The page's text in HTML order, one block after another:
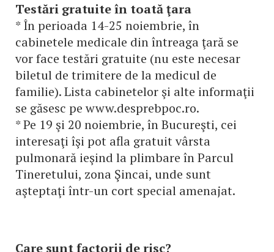
Testări gratuite în toată ţara
* În perioada 14-25 noiembrie, în
cabinetele medicale din întreaga ţară se
vor face testări gratuite (nu este necesar
biletul de trimitere de la medicul de
familie). Lista cabinetelor şi alte informaţii
se găsesc pe www.desprebpoc.ro.
* Pe 19 şi 20 noiembrie, în Bucureşti, cei
interesaţi îşi pot afla gratuit vârsta
pulmonară ieşind la plimbare în Parcul
Tineretului, zona Şincai, unde sunt
aşteptaţi într-un cort special amenajat.
Care sunt factorii de risc?